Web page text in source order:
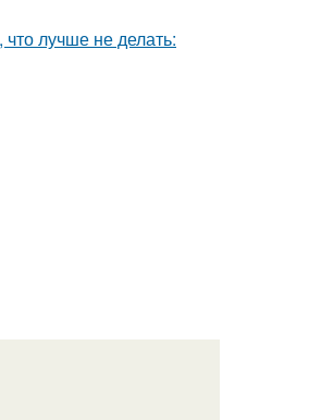
лучше не делать: